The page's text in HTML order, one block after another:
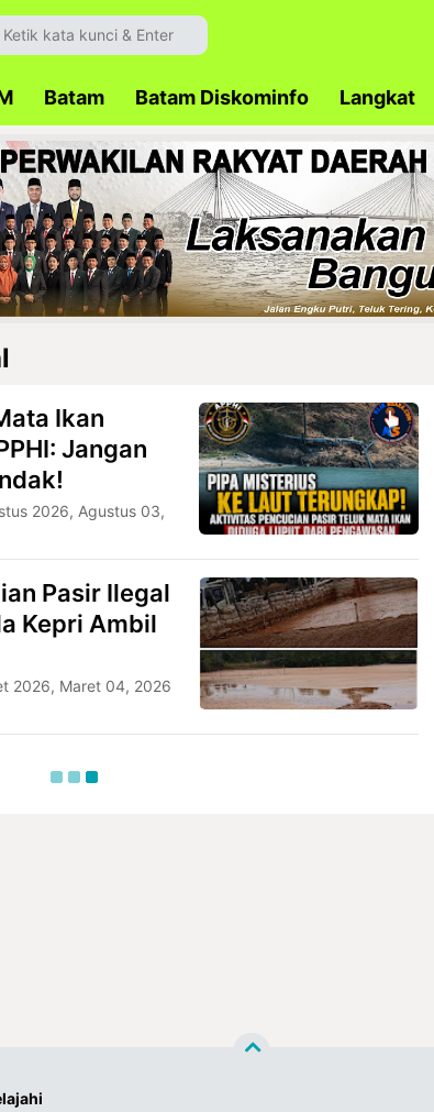
Batam Batam Diskominfo Langkat
Ikan
Jangan
2026, Agustus 03,
Pasir Ilegal
Kepri Ambil
2026, Maret 04, 2026